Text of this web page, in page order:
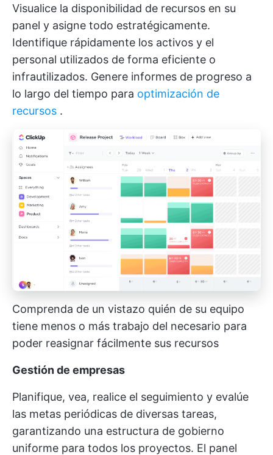
Visualice la disponibilidad de recursos en su
panel y asigne todo estratégicamente.
Identifique rápidamente los activos y el
personal utilizados de forma eficiente o
infrautilizados. Genere informes de progreso a
lo largo del tiempo para optimización de
recursos .
Comprenda de un vistazo quién de su equipo
tiene menos o más trabajo del necesario para
poder reasignar fácilmente sus recursos
Gestión de empresas
Planifique, vea, realice el seguimiento y evalúe
las metas periódicas de diversas tareas,
garantizando una estructura de gobierno
uniforme para todos los proyectos. El panel